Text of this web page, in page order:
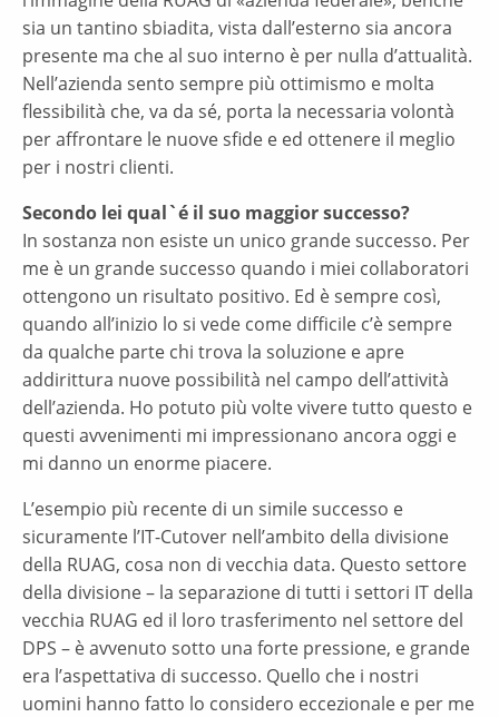
sia un tantino sbiadita, vista dall’esterno sia ancora
presente ma che al suo interno è per nulla d’attualità.
Nell’azienda sento sempre più ottimismo e molta
flessibilità che, va da sé, porta la necessaria volontà
per affrontare le nuove sfide e ed ottenere il meglio
per i nostri clienti.
Secondo lei qual`é il suo maggior successo?
In sostanza non esiste un unico grande successo. Per
me è un grande successo quando i miei collaboratori
ottengono un risultato positivo. Ed è sempre così,
quando all’inizio lo si vede come difficile c’è sempre
da qualche parte chi trova la soluzione e apre
addirittura nuove possibilità nel campo dell’attività
dell’azienda. Ho potuto più volte vivere tutto questo e
questi avvenimenti mi impressionano ancora oggi e
mi danno un enorme piacere.
L’esempio più recente di un simile successo e
sicuramente l’IT-Cutover nell’ambito della divisione
della RUAG, cosa non di vecchia data. Questo settore
della divisione – la separazione di tutti i settori IT della
vecchia RUAG ed il loro trasferimento nel settore del
DPS – è avvenuto sotto una forte pressione, e grande
era l’aspettativa di successo. Quello che i nostri
uomini hanno fatto lo considero eccezionale e per me